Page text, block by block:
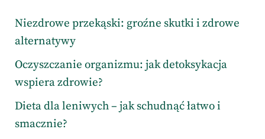
Niezdrowe przekąski: groźne skutki i zdrowe
alternatywy
Oczyszczanie organizmu: jak detoksykacja
wspiera zdrowie?
Dieta dla leniwych – jak schudnąć łatwo i
smacznie?